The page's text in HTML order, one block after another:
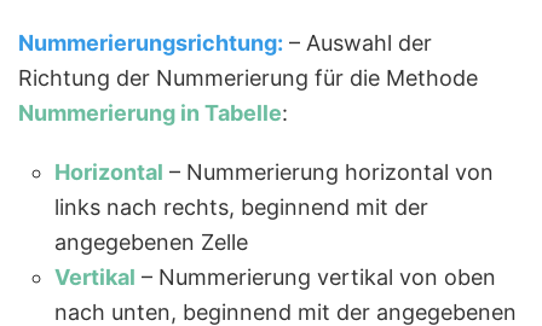
Nummerierungsrichtung: – Auswahl der
Richtung der Nummerierung für die Methode
Nummerierung in Tabelle:
Horizontal – Nummerierung horizontal von
links nach rechts, beginnend mit der
angegebenen Zelle
Vertikal – Nummerierung vertikal von oben
nach unten, beginnend mit der angegebenen